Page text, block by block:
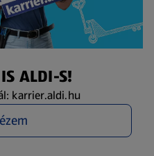
ALDI-S!
karrier.aldi.hu